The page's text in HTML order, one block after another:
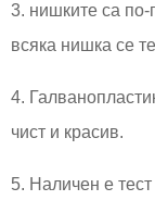
3. нишките са по-
всяка нишка се
4.
чист и красив.
5. Наличен е